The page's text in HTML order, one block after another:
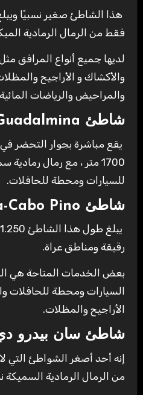
فقط من الرمال الرمادية
لديها جميع أنواع المرافق
والأكشاك و الأراجيح
والمراحيض والرياضات
شاطئ Guadalmina
1700 متر ، مع رمال
للسيارات ومحطة للحافلات.
شاطئ Artola-Cabo Pino
رقيقة ومناطق عراة.
بعض الخدمات المتاحة هي
السيارات ومحطة للحافلات
الأراجيح والمظلات.
شاطئ سان بيدرو دي
من الرمال الرمادية السميكة